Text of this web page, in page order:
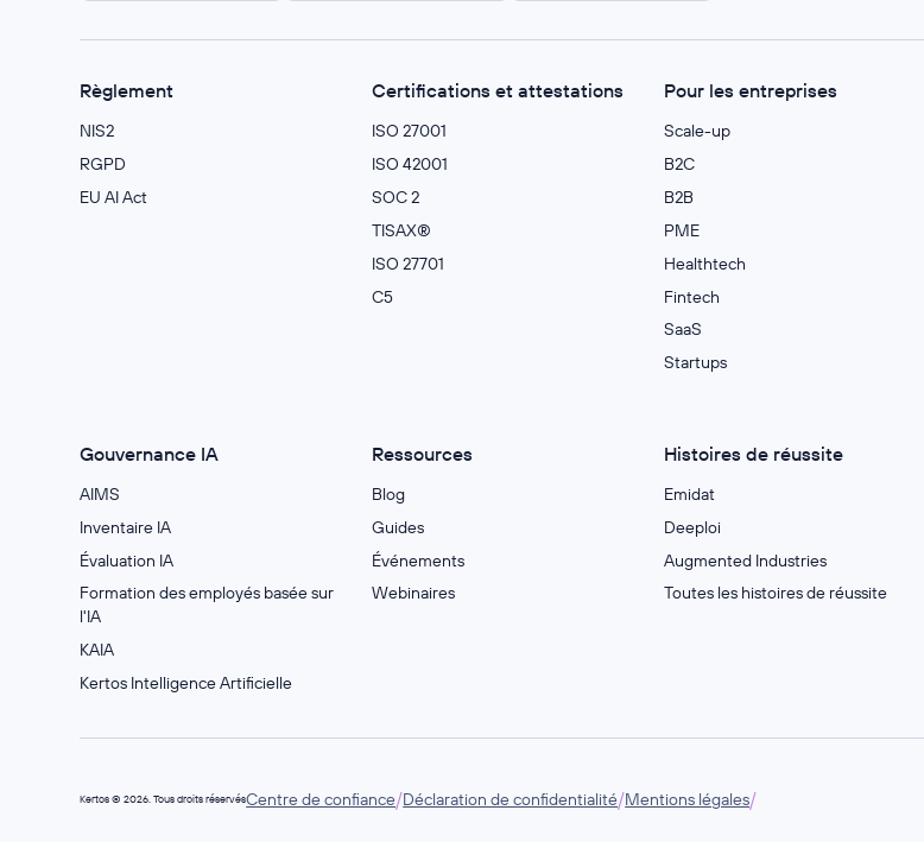
Règlement
NIS2
RGPD
EU AI Act
Certifications et attestations
ISO 27001
ISO 42001
SOC 2
TISAX®
ISO 27701
C5
Pour les entreprises
Scale-up
B2C
B2B
PME
Healthtech
Fintech
SaaS
Startups
Gouvernance IA
AIMS
Inventaire IA
Évaluation IA
Formation des employés basée sur
l'IA
KAIA
Kertos Intelligence Artificielle
Ressources
Blog
Guides
Événements
Webinaires
Histoires de réussite
Emidat
Deeploi
Augmented Industries
Toutes les histoires de réussite
Kertos © 2026. Tous droits réservésCentre de confiance/Déclaration de confidentialité/Mentions légales/